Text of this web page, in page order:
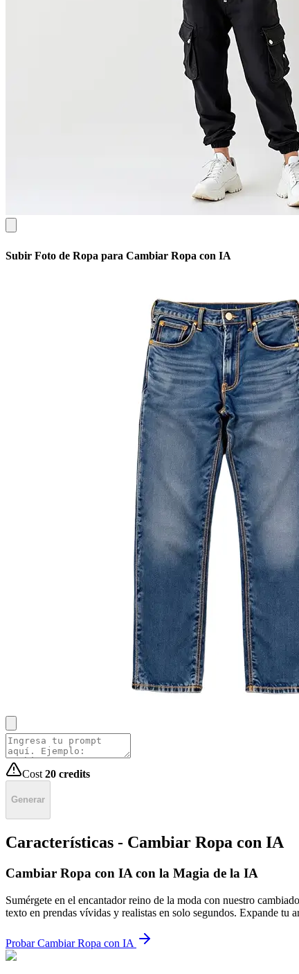
Subir Foto de Ropa para Cambiar Ropa con IA
Cost 20 credits
Generar
Características - Cambiar Ropa con IA
Cambiar Ropa con IA con la Magia de la IA
Sumérgete en el encantador reino de la moda con nuestro
texto en prendas vívidas y realistas en solo segundos. Expande tu
Probar Cambiar Ropa con IA